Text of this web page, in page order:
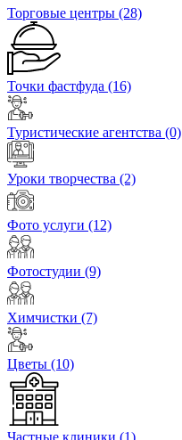
Торговые центры (28)
Точки фастфуда (16)
Туристические агентства (0)
Уроки творчества (2)
Фото услуги (12)
Фотостудии (9)
Химчистки (7)
Цветы (10)
Частные клиники (1)